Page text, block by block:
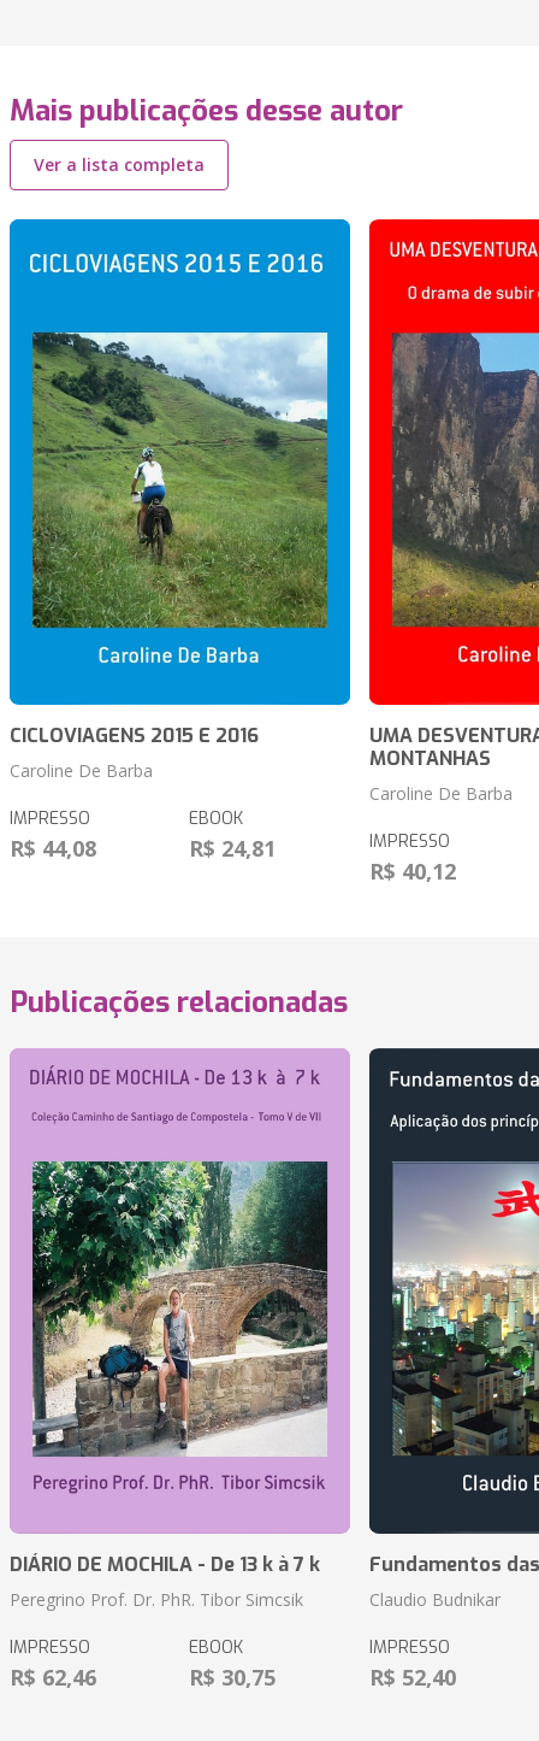
Mais publicações desse autor
Ver a lista completa
CICLOVIAGENS 2015 E 2016
Caroline De Barba
IMPRESSO
R$ 44,08
EBOOK
R$ 24,81
UMA
MONTANHAS
Caroline De Barba
IMPRESSO
R$ 40,12
Publicações relacionadas
DIÁRIO DE MOCHILA - De 13 k à 7 k
Peregrino Prof. Dr. PhR. Tibor Simcsik
IMPRESSO
R$ 62,46
EBOOK
R$ 30,75
Fundamentos
Claudio Budnikar
IMPRESSO
R$ 52,40